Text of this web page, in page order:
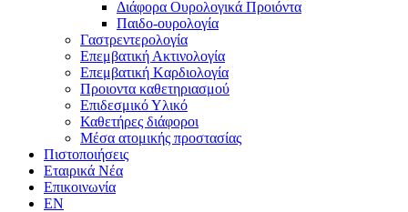
Διάφορα Ουρολογικά Προιόντα
Παιδο-ουρολογία
Γαστρεντερολογία
Επεμβατική Ακτινολογία
Επεμβατική Kαρδιολογία
Προιοντα καθετηριασμού
Επιδεσμικό Υλικό
Καθετήρες διάφοροι
Μέσα ατομικής προστασίας
Πιστοποιήσεις
Εταιρικά Νέα
Επικοινωνία
EN